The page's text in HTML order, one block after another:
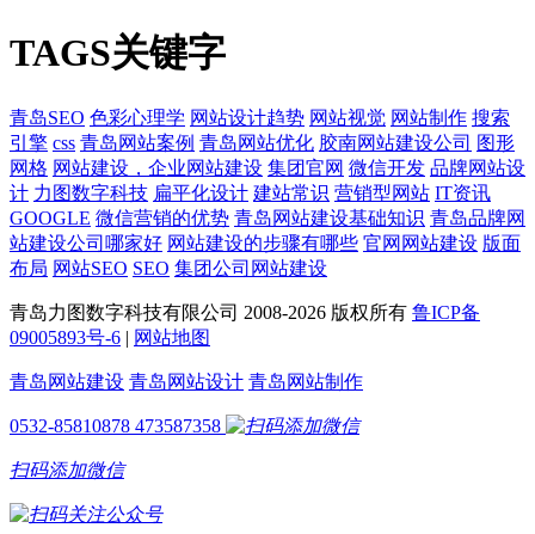
TAGS关键字
青岛SEO 色彩心理学 网站设计趋势 网站视觉 网站制作 搜索
引擎 css 青岛网站案例 青岛网站优化 胶南网站建设公司 图形
网格 网站建设，企业网站建设 集团官网 微信开发 品牌网站设
计 力图数字科技 扁平化设计 建站常识 营销型网站 IT资讯
GOOGLE 微信营销的优势 青岛网站建设基础知识 青岛品牌网
站建设公司哪家好 网站建设的步骤有哪些 官网网站建设 版面
布局 网站SEO SEO 集团公司网站建设
青岛力图数字科技有限公司 2008-2026 版权所有 鲁ICP备
09005893号-6 | 网站地图
青岛网站建设 青岛网站设计 青岛网站制作
0532-85810878 473587358
扫码添加微信